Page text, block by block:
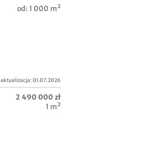
od: 1 000 m²
aktualizacja: 01.07.2026
2 490 000 zł
1 m²